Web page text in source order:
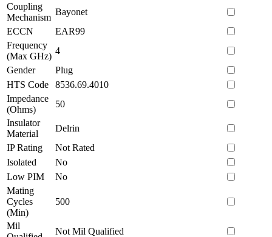
Coupling
Mechanism
Bayonet
ECCN
EAR99
Frequency
(Max GHz)
4
Gender
Plug
HTS Code
8536.69.4010
Impedance
(Ohms)
50
Insulator
Material
Delrin
IP Rating
Not Rated
Isolated
No
Low PIM
No
Mating
Cycles
(Min)
500
Mil
Not Mil Qualified